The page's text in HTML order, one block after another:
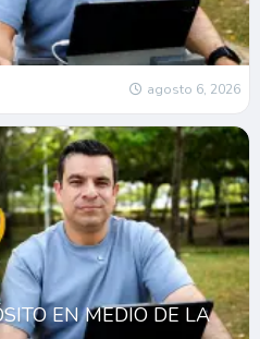
agosto 6, 2026
EN MEDIO DE LA